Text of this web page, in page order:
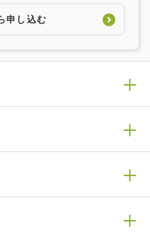
申し込む
ク！
グイン